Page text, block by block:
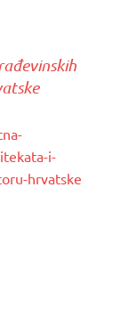
i-
hrvatske